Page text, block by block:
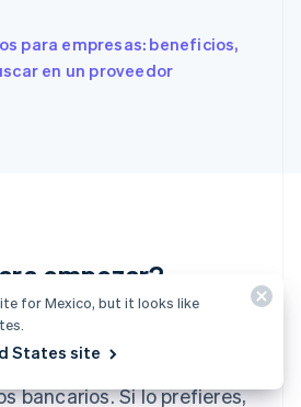
para empresas: beneficios,
en un proveedor
empezar?
empieza a aceptar pagos
contratos ni
bancarios. Si lo prefieres,
for Mexico, but it looks like
States site